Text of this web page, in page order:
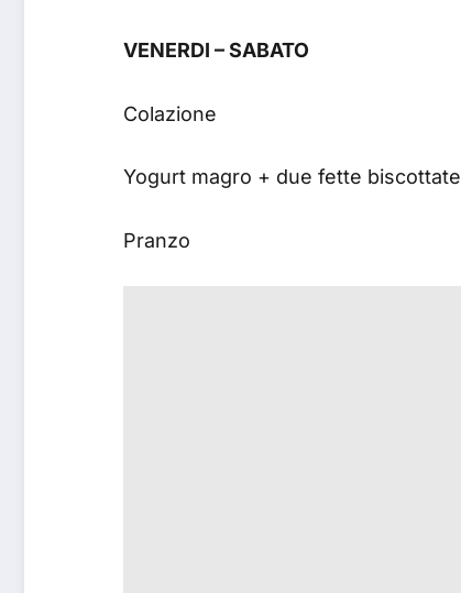
VENERDI – SABATO
Colazione
Yogurt magro + due fette biscottate
Pranzo